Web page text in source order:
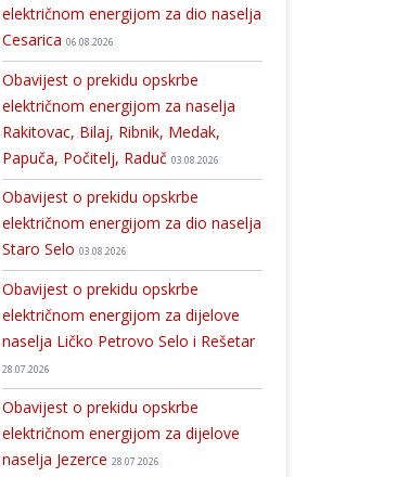
VAŽNA OBAVIJEST ZA GRAĐANE: Zahtjevi za izdavanje e-osobne iskaznice zaprimaju se do četvrtka, 29. srpnja 2021. do 15 sati
električnom energijom za dio naselja
Cesarica 06.08.2026
Obavijest o prekidu opskrbe
električnom energijom za naselja
Rakitovac, Bilaj, Ribnik, Medak,
Papuča, Počitelj, Raduč 03.08.2026
Obavijest o prekidu opskrbe
električnom energijom za dio naselja
Staro Selo 03.08.2026
Obavijest o prekidu opskrbe
električnom energijom za dijelove
naselja Ličko Petrovo Selo i Rešetar
28.07.2026
Obavijest o prekidu opskrbe
električnom energijom za dijelove
naselja Jezerce 28.07.2026